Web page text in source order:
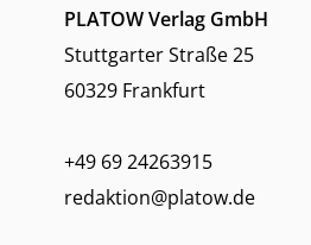
PLATOW Verlag GmbH
Stuttgarter Straße 25
60329 Frankfurt
+49 69 24263915
redaktion@platow.de